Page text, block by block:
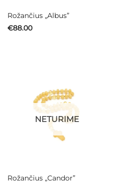
Rožančius „Albus”
€88.00
NETURIME
Rožančius „Candor”